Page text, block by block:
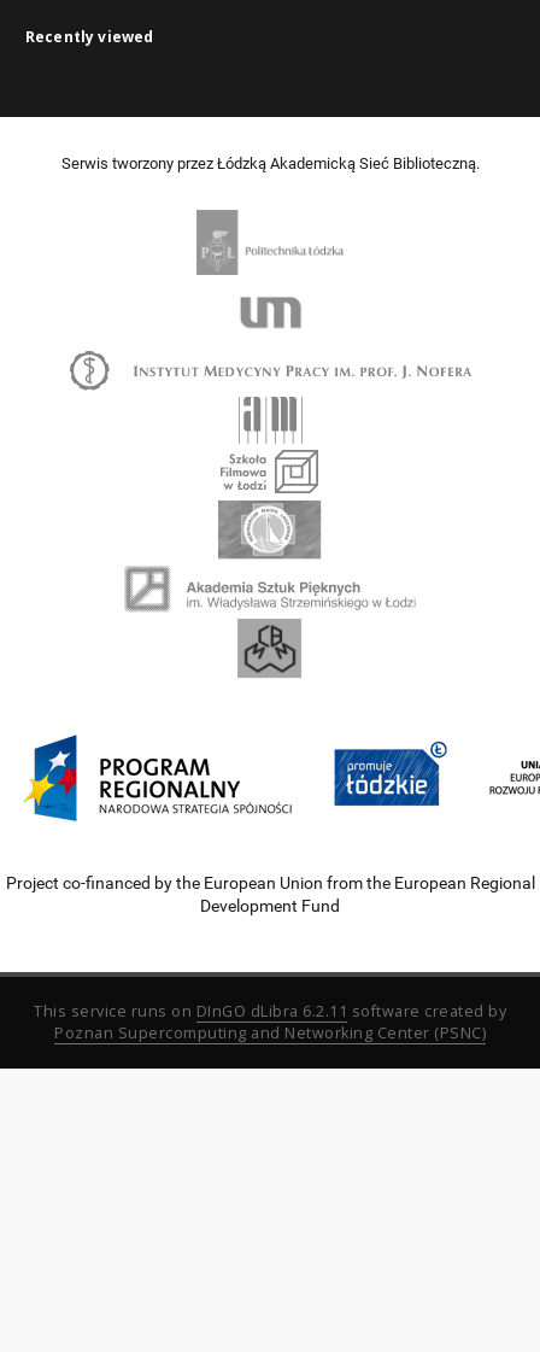
Recently viewed
Serwis tworzony przez Łódzką Akademicką Sieć Biblioteczną.
Project co-financed by the European Union from the European Regional
Development Fund
This service runs on DInGO dLibra 6.2.11 software created by
Poznan Supercomputing and Networking Center (PSNC)